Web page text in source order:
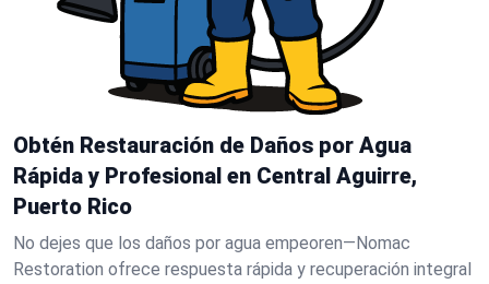
Obtén Restauración de Daños por Agua
Rápida y Profesional en Central Aguirre,
Puerto Rico
No dejes que los daños por agua empeoren—Nomac
Restoration ofrece respuesta rápida y recuperación integral